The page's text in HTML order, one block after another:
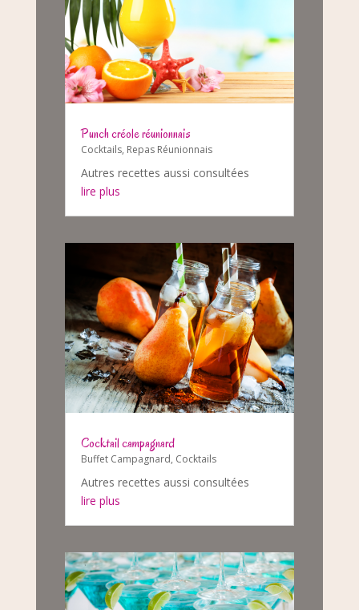
Punch créole réunionnais
Cocktails, Repas Réunionnais
Autres recettes aussi consultées
lire plus
Cocktail campagnard
Buffet Campagnard, Cocktails
Autres recettes aussi consultées
lire plus